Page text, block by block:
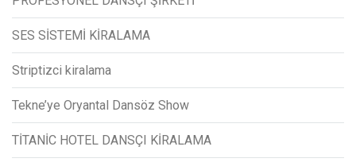
SES SİSTEMİ KİRALAMA
Striptizci kiralama
Tekne’ye Oryantal Dansöz Show
TİTANİC HOTEL DANSÇI KİRALAMA